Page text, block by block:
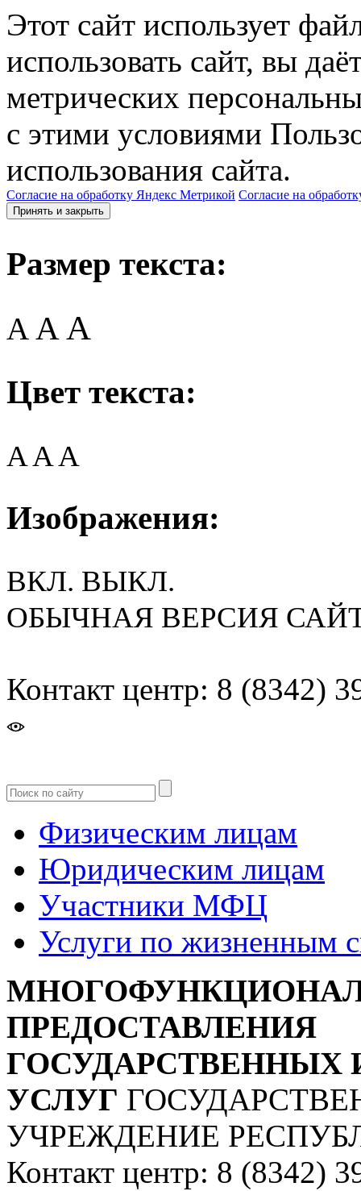
Этот сайт использует
использовать сайт, вы
метрических
с этими условиями
использования сайта.
Согласие на обработку Яндекс Метрикой Согласие на
Принять и закрыть
Размер текста:
A AA
Цвет текста:
AAA
Изображения:
ВКЛ. ВЫКЛ.
ОБЫЧНАЯ ВЕРСИЯ
Контакт центр: 8 (8342)
Физическим лицам
Юридическим лицам
Участники МФЦ
Услуги по жизненным
ПРЕДОСТАВЛЕНИЯ
УСЛУГ
УЧРЕЖДЕНИЕ
Контакт центр: 8 (8342)